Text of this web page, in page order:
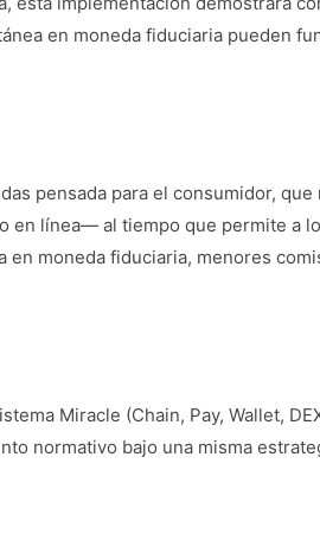
en moneda fiduciaria pueden
pensada para el consumidor, que
en línea— al tiempo que permite a
moneda fiduciaria, menores
Miracle (Chain, Pay, Wallet,
normativo bajo una misma